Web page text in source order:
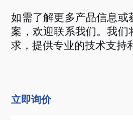
如需了解更多产品信息
案，欢迎联系我们。我们
求，提供专业的技术支持
立即询价